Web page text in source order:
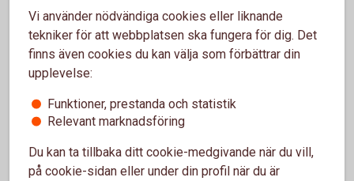
Sköt dina bankärenden - när och var du vill
Betala räkningar, gör överföringar, skicka
pengar, se över dina placeringar.
Digitala tjänster
Vi använder nödvändiga cookies eller liknande
tekniker för att webbplatsen ska fungera för dig. Det
finns även cookies du kan välja som förbättrar din
upplevelse:
Funktioner, prestanda och statistik
Relevant marknadsföring
Du kan ta tillbaka ditt cookie-medgivande när du vill,
på cookie-sidan eller under din profil när du är